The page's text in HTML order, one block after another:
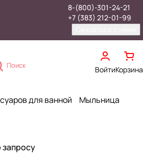
8-(800)-301-24-21
+7 (383) 212-01-99
Поиск ВойтиКорзина
для ванной
Мыльница
запросу